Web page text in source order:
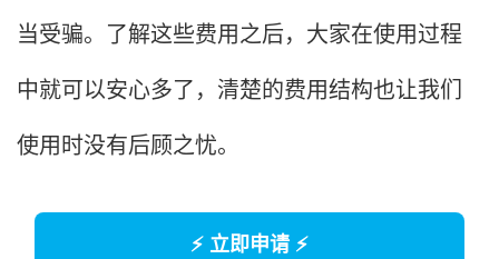
当受骗。了解这些费用之后，大家在使用过程
中就可以安心多了，清楚的费用结构也让我们
使用时没有后顾之忧。
⚡ 立即申请 ⚡